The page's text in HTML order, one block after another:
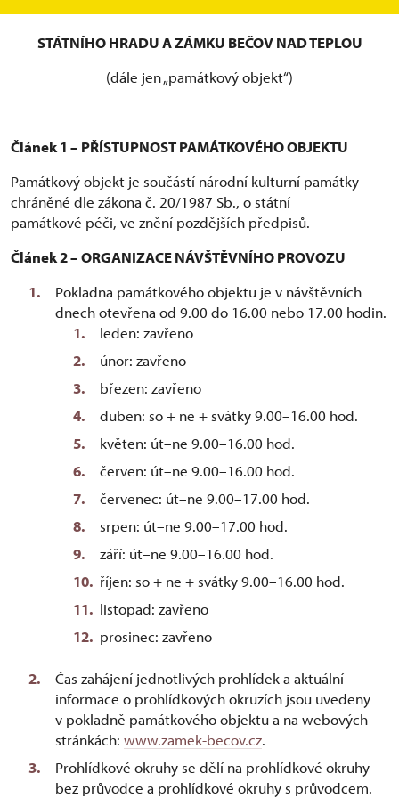
STÁTNÍHO HRADU A ZÁMKU BEČOV NAD TEPLOU
(dále jen „památkový objekt“)
Článek 1 – PŘÍSTUPNOST PAMÁTKOVÉHO OBJEKTU
Památkový objekt je součástí národní kulturní památky
chráněné dle zákona č. 20/1987 Sb., o státní
památkové péči, ve znění pozdějších předpisů.
Článek 2 – ORGANIZACE NÁVŠTĚVNÍHO PROVOZU
Pokladna památkového objektu je v návštěvních
dnech otevřena od 9.00 do 16.00 nebo 17.00 hodin.
leden: zavřeno
únor: zavřeno
březen: zavřeno
duben: so + ne + svátky 9.00–16.00 hod.
květen: út–ne 9.00–16.00 hod.
červen: út–ne 9.00–16.00 hod.
červenec: út–ne 9.00–17.00 hod.
srpen: út–ne 9.00–17.00 hod.
září: út–ne 9.00–16.00 hod.
říjen: so + ne + svátky 9.00–16.00 hod.
listopad: zavřeno
prosinec: zavřeno
Čas zahájení jednotlivých prohlídek a aktuální
informace o prohlídkových okruzích jsou uvedeny
v pokladně památkového objektu a na webových
stránkách: www.zamek-becov.cz.
Prohlídkové okruhy se dělí na prohlídkové okruhy
bez průvodce a prohlídkové okruhy s průvodcem.